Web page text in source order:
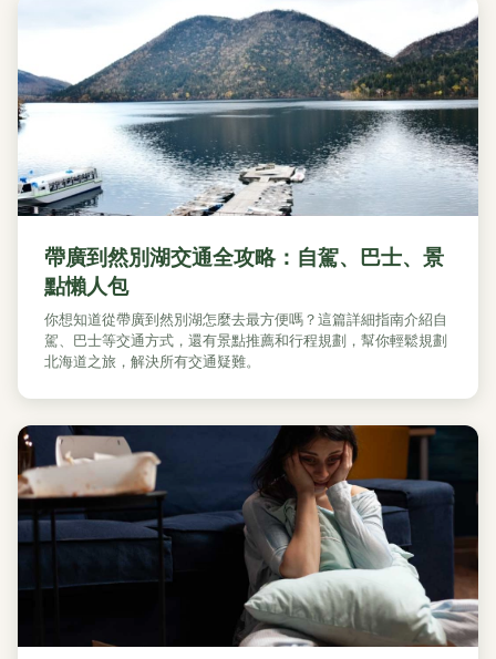
帶廣到然別湖交通全攻略：自駕、巴士、景
點懶人包
你想知道從帶廣到然別湖怎麼去最方便嗎？這篇詳細指南介紹自
駕、巴士等交通方式，還有景點推薦和行程規劃，幫你輕鬆規劃
北海道之旅，解決所有交通疑難。